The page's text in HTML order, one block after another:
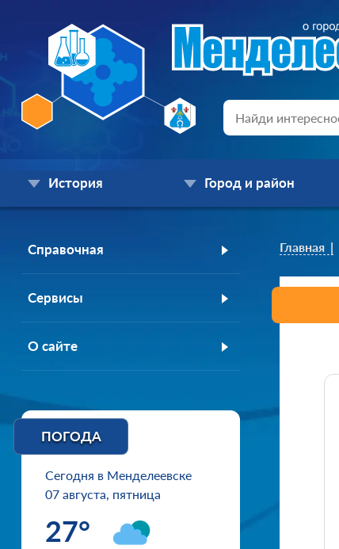
История Город и район
Справочная
Сервисы
О сайте
ПОГОДА
Сегодня в Менделеевске
07 августа, пятница
27°
Главная